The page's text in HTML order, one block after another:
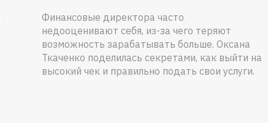
Финансовые директора часто
недооценивают себя, из-за чего теряют
возможность зарабатывать больше. Оксана
Ткаченко поделилась секретами, как выйти на
высокий чек и правильно подать свои услуги.